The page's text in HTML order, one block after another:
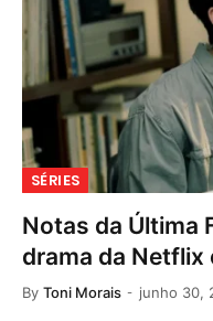
SÉRIES
Notas da Última
drama da
By Toni Morais junho 30,